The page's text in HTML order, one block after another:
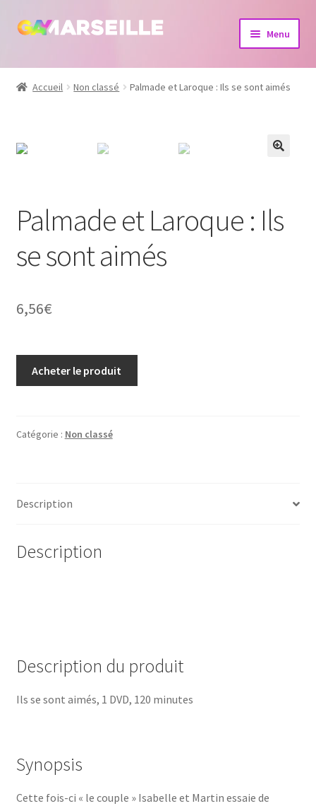
Aller
navigation
Aller
Menu
Boutique
Calendrier
Livres
Accueil Non classé Palmade et Laroque : Ils se sont aimés
Palmade et Laroque : Ils
se sont aimés
6,56€
Acheter le produit
Catégorie : Non classé
Description
Description
Description du produit
Ils se sont aimés, 1 DVD, 120 minutes
Synopsis
Cette fois-ci « le couple » Isabelle et Martin essaie de